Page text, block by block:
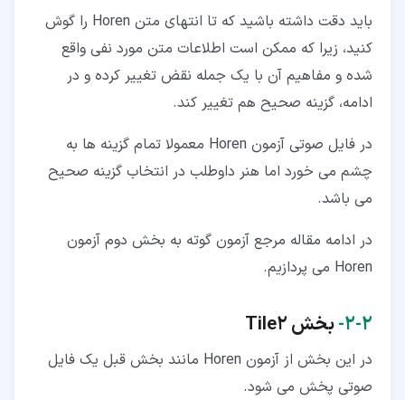
باید دقت داشته باشید که تا انتهای متن Horen را گوش
کنید، زیرا که ممکن است اطلاعات متن مورد نفی واقع
شده و مفاهیم آن با یک جمله نقض تغییر کرده و در
ادامه، گزینه صحیح هم تغییر کند.
در فایل صوتی آزمون Horen معمولا تمام گزینه ها به
چشم می خورد اما هنر داوطلب در انتخاب گزینه صحیح
می باشد.
در ادامه مقاله مرجع آزمون گوته به بخش دوم آزمون
Horen می پردازیم.
۲‏-‏۲‏- بخش Tile2
در این بخش از آزمون Horen مانند بخش قبل یک فایل
صوتی پخش می شود.